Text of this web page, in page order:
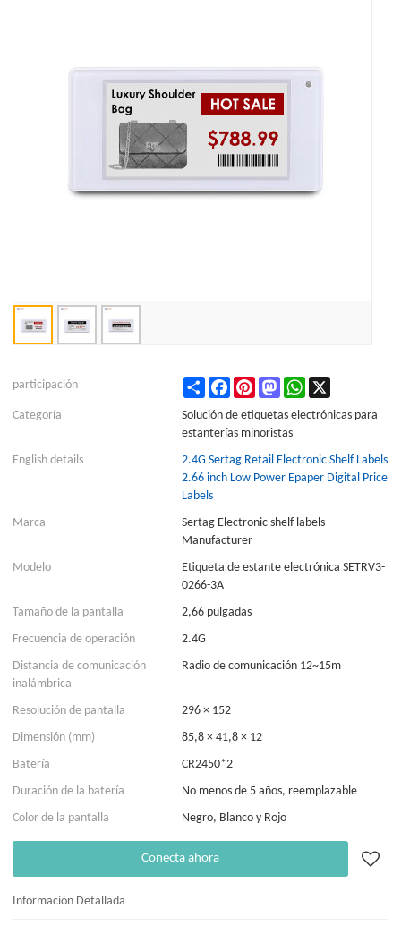
participación Share FacebookPinterestMastodonWhatsApp
Categoría
Solución de etiquetas electrónicas para
estanterías minoristas
English details
2.4G Sertag Retail Electronic Shelf Labels
2.66 inch Low Power Epaper Digital Price
Labels
Marca
Sertag Electronic shelf labels
Manufacturer
Modelo
Etiqueta de estante electrónica SETRV3-
0266-3A
Tamaño de la pantalla
2,66 pulgadas
Frecuencia de operación
2.4G
Distancia de comunicación
inalámbrica
Radio de comunicación 12~15m
Resolución de pantalla
296 × 152
Dimensión (mm)
85,8 × 41,8 × 12
Batería
CR2450*2
Duración de la batería
No menos de 5 años, reemplazable
Color de la pantalla
Negro, Blanco y Rojo
Conecta ahora
Información Detallada